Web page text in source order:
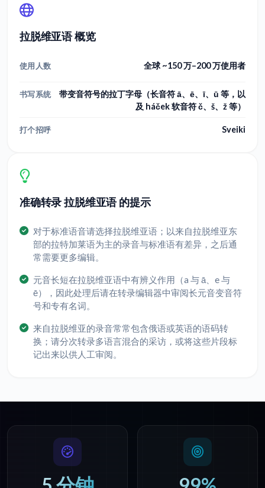
拉脱维亚语 概览
使用人数 全球 ~150 万–200 万使用者
书写系统
带变音符号的拉丁字母（长音符 ā、ē、ī、ū 等，以
及 háček 软音符 č、š、ž 等）
打个招呼 Sveiki
准确转录 拉脱维亚语 的提示
对于标准语音请选择拉脱维亚语；以来自拉脱维亚东
部的拉特加莱语为主的录音与标准语有差异，之后通
常需要更多编辑。
元音长短在拉脱维亚语中有辨义作用（a 与 ā、e 与
ē），因此处理后请在转录编辑器中审阅长元音变音符
号和专有名词。
来自拉脱维亚的录音常常包含俄语或英语的语码转
换；请分次转录多语言混合的采访，或将这些片段标
记出来以供人工审阅。